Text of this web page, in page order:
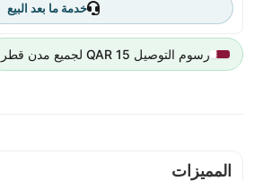
خدمة ما بعد البيع
رسوم التوصيل 15 QAR لجميع مدن قطر
المميزات